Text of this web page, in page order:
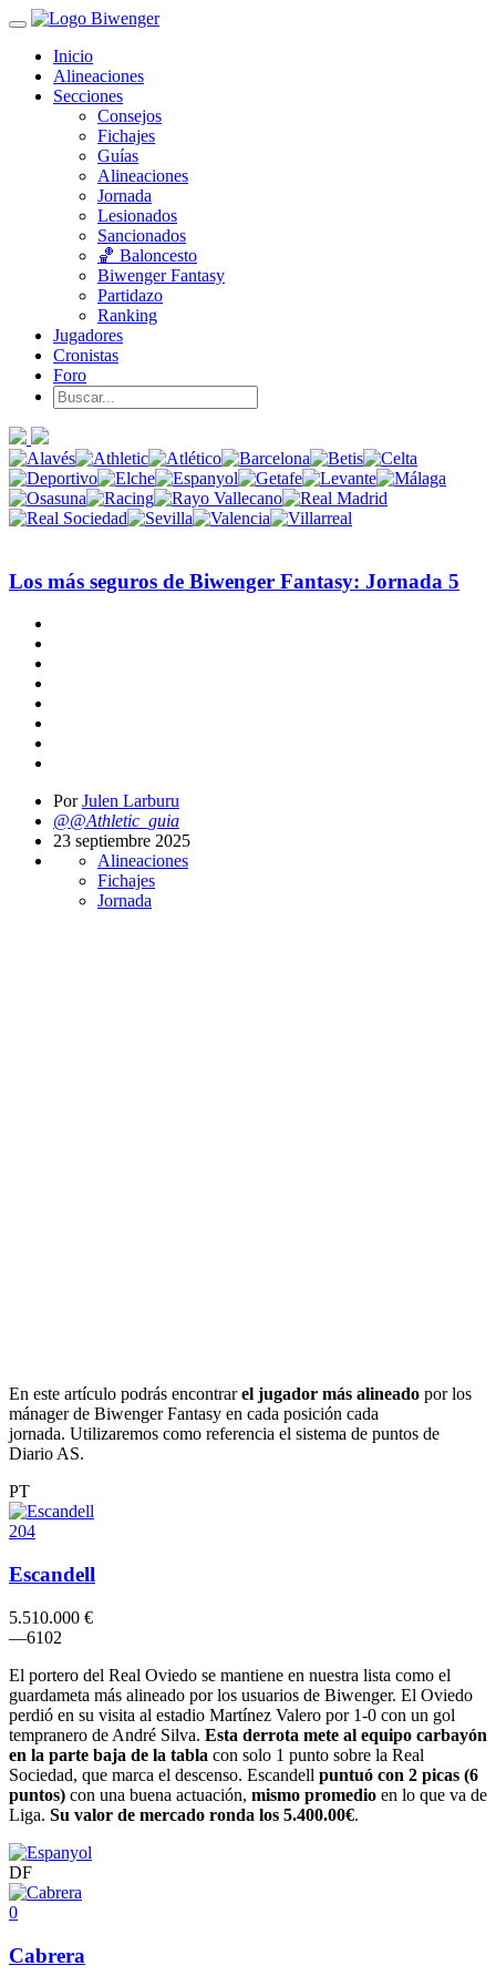
Inicio
Alineaciones
Secciones
Consejos
Fichajes
Guías
Alineaciones
Jornada
Lesionados
Sancionados
🏀 Baloncesto
Biwenger Fantasy
Partidazo
Ranking
Jugadores
Cronistas
Foro
Los más seguros de Biwenger Fantasy: Jornada 5
PorJulen Larburu
@@Athletic_guia
23 septiembre 2025
Alineaciones
Fichajes
Jornada
En este artículo podrás encontrarel jugador más alineado por los
mánager de Biwenger Fantasy en cada posición cada
jornada. Utilizaremos como referencia el sistema de puntos de
Diario AS.
PT
204
Escandell
5.510.000 €
––6102
El portero del Real Oviedo se mantiene en nuestra lista como el
guardameta más alineado por los usuarios de Biwenger. El Oviedo
perdió en su visita al estadio Martínez Valero por 1-0 con un gol
tempranero de André Silva. Esta derrota mete al equipo carbayón
en la parte baja de la tabla con solo 1 punto sobre la Real
Sociedad, que marca el descenso. Escandell puntuó con 2 picas (6
puntos) con una buena actuación, mismo promedio en lo que va de
Liga. Su valor de mercado ronda los 5.400.00€.
DF
0
Cabrera